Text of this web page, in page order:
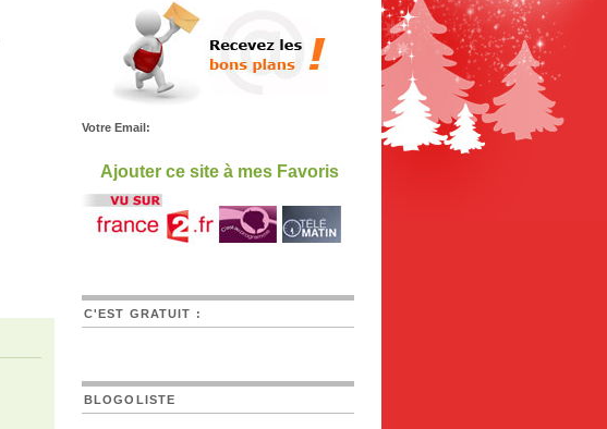
Votre Email:
Ajouter ce site à mes Favoris
C'EST GRATUIT :
BLOGOLISTE